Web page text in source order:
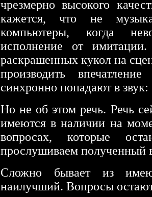
чрезмерно высокого
кажется, что не
компьютеры, когда
исполнение от
раскрашенных кукол на
производить
синхронно попадают в звук:
Но не об этом речь. Речь
имеются в наличии на
вопросах, которые
прослушиваем полученный
Сложно бывает из
наилучший. Вопросы